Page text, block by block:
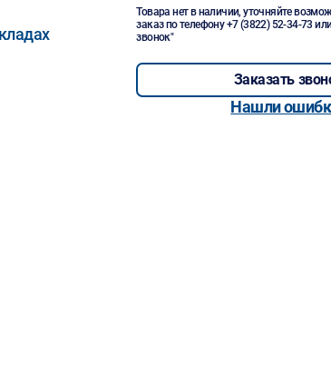
Товара нет в наличии, уточняйте
заказ по телефону+7 (3822) 52-34-73
звонок"
Заказать
Нашли